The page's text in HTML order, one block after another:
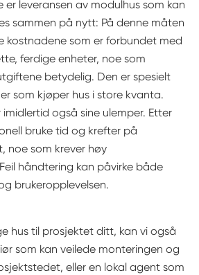
leveransen av modulhus som kan
sammen på nytt: På denne måten
kostnadene som er forbundet med
ferdige enheter, noe som
betydelig. Den er spesielt
som kjøper hus i store kvanta.
også sine ulemper. Etter
bruke tid og krefter på
noe som krever høy
håndtering kan påvirke både
brukeropplevelsen.
hus til prosjektet ditt, kan vi også
som kan veilede monteringen og
eller en lokal agent som